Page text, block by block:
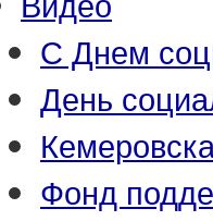
С Днем
День
Фонд